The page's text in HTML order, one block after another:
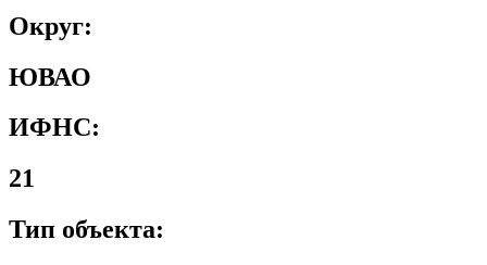
Округ:
ЮВАО
ИФНС:
21
Тип объекта: